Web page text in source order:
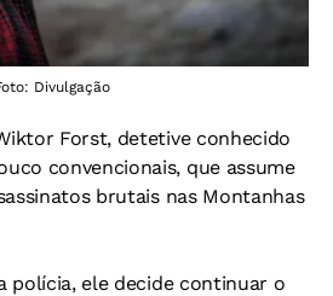
Divulgação
Forst, detetive conhecido
convencionais, que assume
brutais nas Montanhas
polícia, ele decide continuar o